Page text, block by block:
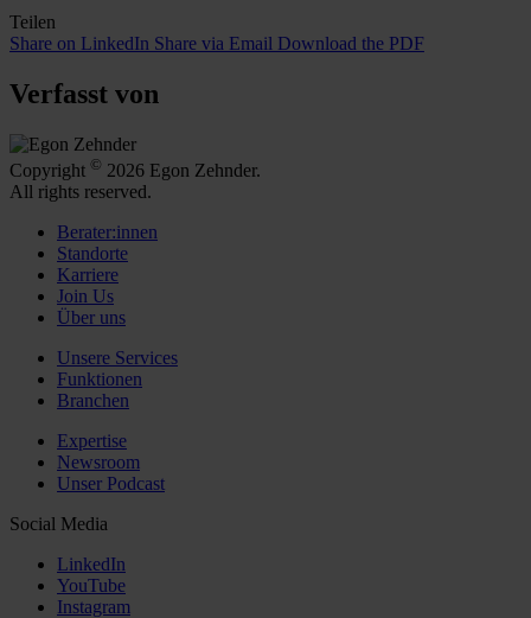
Teilen
Share on LinkedIn Share via Email Download the PDF
Verfasst von
Copyright © 2026 Egon Zehnder.
All rights reserved.
Berater:innen
Standorte
Karriere
Join Us
Über uns
Unsere Services
Funktionen
Branchen
Expertise
Newsroom
Unser Podcast
Social Media
LinkedIn
YouTube
Instagram